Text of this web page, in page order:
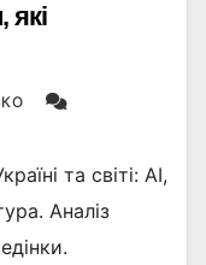
які
та світі: AI,
Аналіз